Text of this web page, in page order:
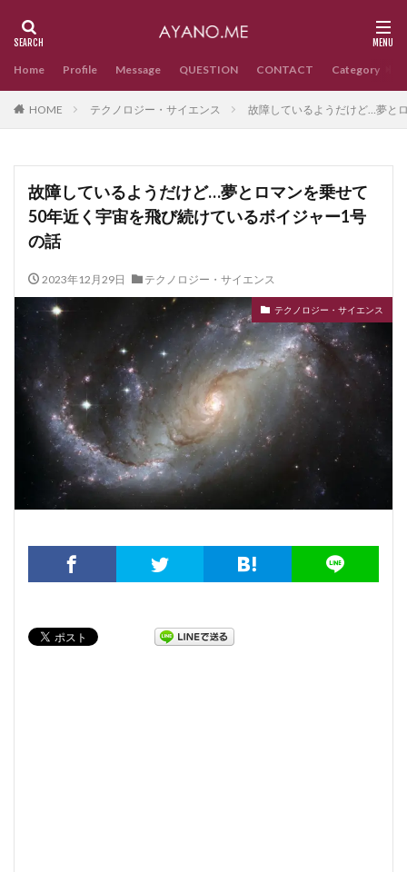
Home Profile Message QUESTION CONTACT Category
HOME テクノロジー・サイエンス 故障しているようだけど…夢と
故障しているようだけど…夢とロマンを乗せて
50年近く宇宙を飛び続けているボイジャー1号
の話
2023年12月29日 テクノロジー・サイエンス
テクノロジー・サイエンス